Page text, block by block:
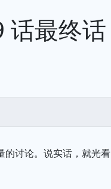
话最终话
的讨论。说实话，就光看